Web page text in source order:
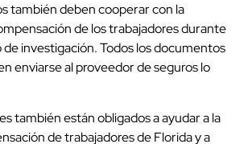
también deben cooperar con la
de los trabajadores durante
investigación. Todos los documentos
enviarse al proveedor de seguros lo
también están obligados a ayudar a la
de trabajadores de Florida y a